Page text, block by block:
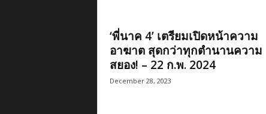
‘พี่นาค 4’ เตรียมเปิดหน้าความ
อาฆาต สุดกว่าทุกตำนานความ
สยอง! – 22 ก.พ. 2024
December 28, 2023